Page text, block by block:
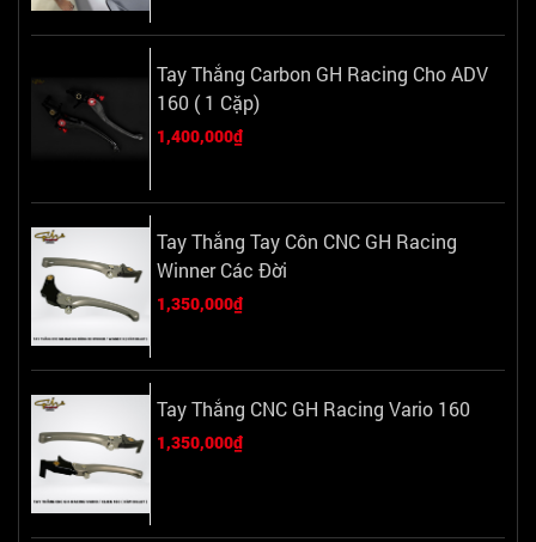
Tay Thắng Carbon GH Racing Cho ADV
160 ( 1 Cặp)
1,400,000₫
Tay Thắng Tay Côn CNC GH Racing
Winner Các Đời
1,350,000₫
Tay Thắng CNC GH Racing Vario 160
1,350,000₫